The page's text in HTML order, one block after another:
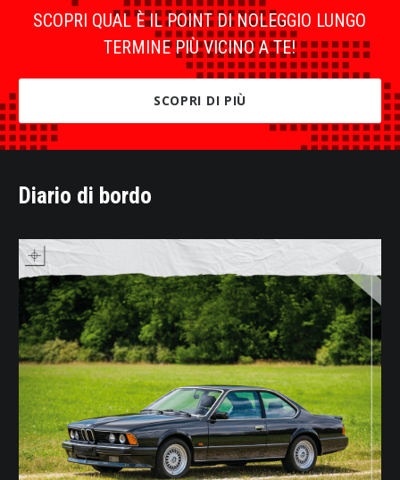
SCOPRI QUAL È IL POINT DI NOLEGGIO LUNGO
TERMINE PIÙ VICINO A TE!
SCOPRI DI PIÙ
Diario di bordo